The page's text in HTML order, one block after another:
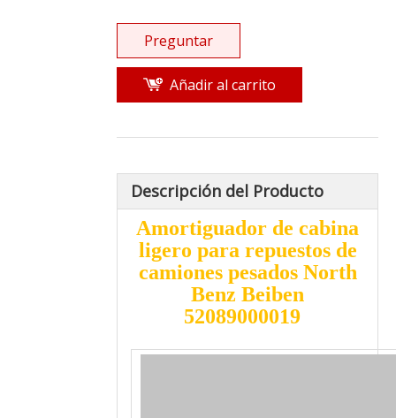
Preguntar
Añadir al carrito
Descripción del Producto
Amortiguador de cabina
ligero para repuestos de
camiones pesados ​​North
Benz Beiben
52089000019